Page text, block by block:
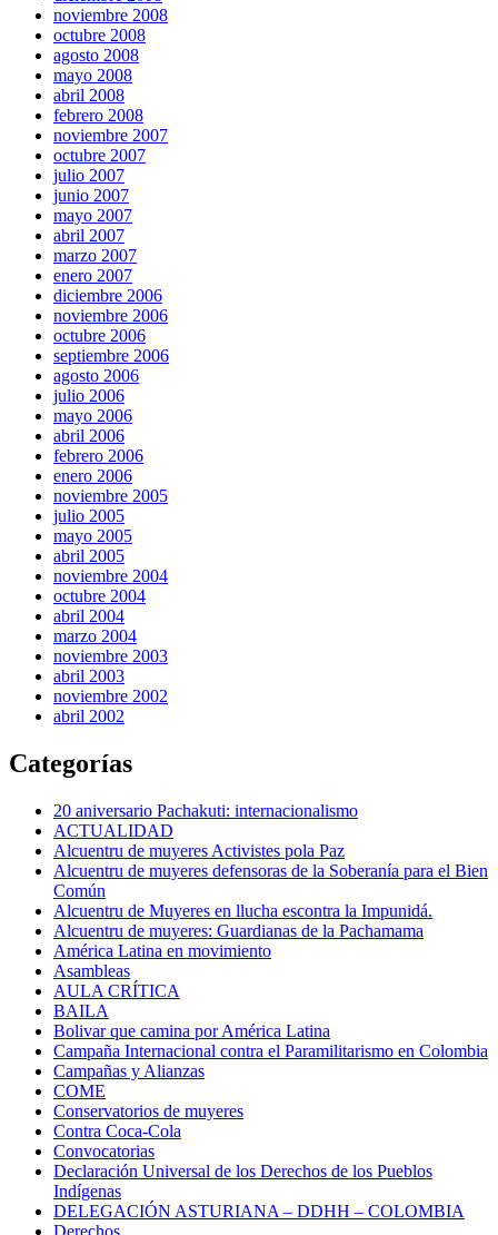
noviembre 2008
octubre 2008
agosto 2008
mayo 2008
abril 2008
febrero 2008
noviembre 2007
octubre 2007
julio 2007
junio 2007
mayo 2007
abril 2007
marzo 2007
enero 2007
diciembre 2006
noviembre 2006
octubre 2006
septiembre 2006
agosto 2006
julio 2006
mayo 2006
abril 2006
febrero 2006
enero 2006
noviembre 2005
julio 2005
mayo 2005
abril 2005
noviembre 2004
octubre 2004
abril 2004
marzo 2004
noviembre 2003
abril 2003
noviembre 2002
abril 2002
Categorías
20 aniversario Pachakuti: internacionalismo
ACTUALIDAD
Alcuentru de muyeres Activistes pola Paz
Alcuentru de muyeres defensoras de la Soberanía para el Bien
Común
Alcuentru de Muyeres en llucha escontra la Impunidá.
Alcuentru de muyeres: Guardianas de la Pachamama
América Latina en movimiento
Asambleas
AULA CRÍTICA
BAILA
Bolivar que camina por América Latina
Campaña Internacional contra el Paramilitarismo en Colombia
Campañas y Alianzas
COME
Conservatorios de muyeres
Contra Coca-Cola
Convocatorias
Declaración Universal de los Derechos de los Pueblos
Indígenas
DELEGACIÓN ASTURIANA – DDHH – COLOMBIA
Derechos